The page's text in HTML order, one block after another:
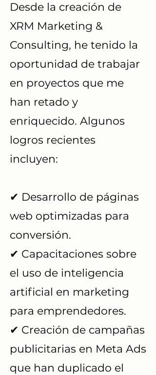
Desde la creación de
XRM Marketing &
Consulting, he tenido la
oportunidad de trabajar
en proyectos que me
han retado y
enriquecido. Algunos
logros recientes
incluyen:
✔ Desarrollo de páginas
web optimizadas para
conversión.
✔ Capacitaciones sobre
el uso de inteligencia
artificial en marketing
para emprendedores.
✔ Creación de campañas
publicitarias en Meta Ads
que han duplicado el